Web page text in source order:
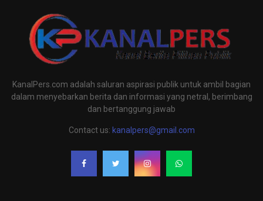
KanalPers.com adalah saluran aspirasi publik untuk ambil bagian
dalam menyebarkan berita dan informasi yang netral, berimbang
dan bertanggung jawab
Contact us: kanalpers@gmail.com